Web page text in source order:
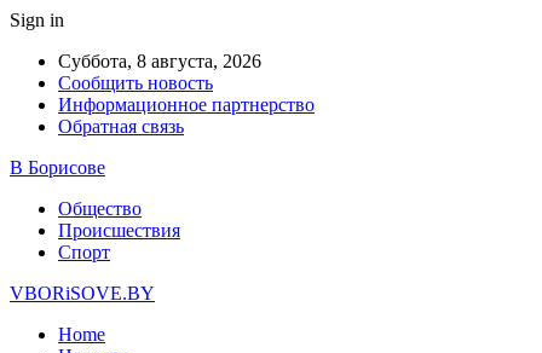
Sign in
Суббота, 8 августа, 2026
Сообщить новость
Информационное партнерство
Обратная связь
В Борисове
Общество
Происшествия
Спорт
VBORiSOVE.BY
Home